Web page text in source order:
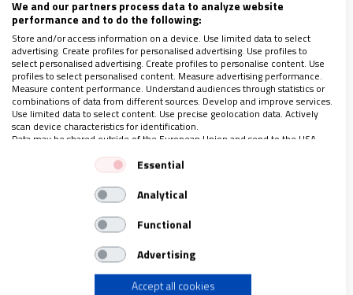
marcharse. Una marcha siempre basada en la
esperanza por obtener una vida mejor, pero
sabemos que va siempre acompañada de
mochilas cargadas con miedo e incertidumbre
por lo que vendrá.Iquique es una zona de
inmigrantesque nos recuerda la grandeza de
ante la adversidad, no se dan por vencidas y se
abren paso buscando vida. Ellos —
especialmente los que tienen que dejar su tierra
porque no encuentran lo mínimo necesario para
vivir— son icono de la Sagrada Familia que tuvo
que atravesar desiertos para poder seguir con
We and our partners process data to analyze website
performance and to do the following:
Store and/or access information on a device. Use limited data to select
advertising. Create profiles for personalised advertising. Use profiles to
select personalised advertising. Create profiles to personalise content. Use
profiles to select personalised content. Measure advertising performance.
Measure content performance. Understand audiences through statistics or
combinations of data from different sources. Develop and improve services.
Use limited data to select content. Use precise geolocation data. Actively
scan device characteristics for identification.
Data may be shared outside of the European Union and send to the USA.
Your consent and the cookie policy applies solely to this website/app.
View Partner List (1 IAB Vendors)
We use your data for the following purposes:
IAB processing purposes:
Use limited data to select advertising
Essential
Analytical
Functional
Advertising
Accept all cookies